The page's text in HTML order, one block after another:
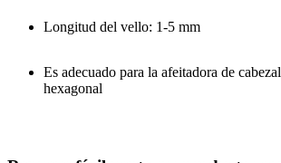
Longitud del vello: 1-5 mm
Es adecuado para la afeitadora de
hexagonal